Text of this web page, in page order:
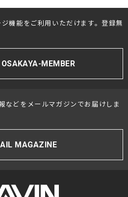
スピーカー
機能をご利用いただけます。登録無
MEMBER
などをメールマガジンでお届けしま
MAGAZINE